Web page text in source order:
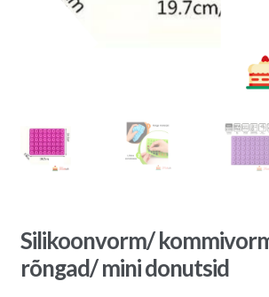
Silikoonvorm/
rõngad/ mini donutsid